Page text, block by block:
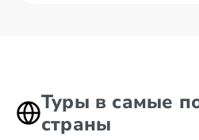
Туры в самые
страны